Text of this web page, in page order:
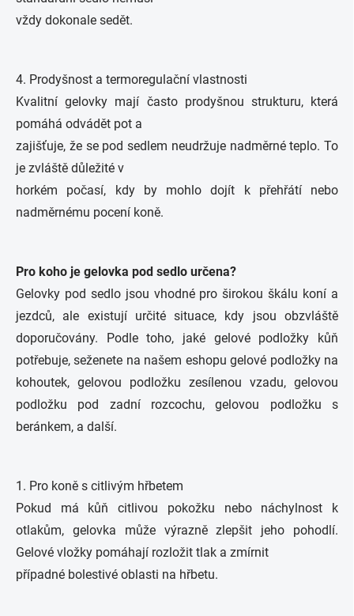
vždy dokonale sedět.
4. Prodyšnost a termoregulační vlastnosti
Kvalitní gelovky mají často prodyšnou strukturu, která
pomáhá odvádět pot a
zajišťuje, že se pod sedlem neudržuje nadměrné teplo. To
je zvláště důležité v
horkém počasí, kdy by mohlo dojít k přehřátí nebo
nadměrnému pocení koně.
Pro koho je gelovka pod sedlo určena?
Gelovky pod sedlo jsou vhodné pro širokou škálu koní a
jezdců, ale existují určité situace, kdy jsou obzvláště
doporučovány. Podle toho, jaké gelové podložky kůň
potřebuje, seženete na našem eshopu gelové podložky na
kohoutek, gelovou podložku zesílenou vzadu, gelovou
podložku pod zadní rozcochu, gelovou podložku s
beránkem, a další.
1. Pro koně s citlivým hřbetem
Pokud má kůň citlivou pokožku nebo náchylnost k
otlakům, gelovka může výrazně zlepšit jeho pohodlí.
Gelové vložky pomáhají rozložit tlak a zmírnit
případné bolestivé oblasti na hřbetu.